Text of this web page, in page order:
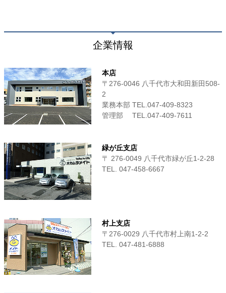
企業情報
本店
〒276-0046 八千代市大和田新田508-
2
業務本部 TEL.047-409-8323
管理部 TEL.047-409-7611
緑が丘支店
〒 276-0049 八千代市緑が丘1-2-28
TEL. 047-458-6667
村上支店
〒276-0029 八千代市村上南1-2-2
TEL. 047-481-6888